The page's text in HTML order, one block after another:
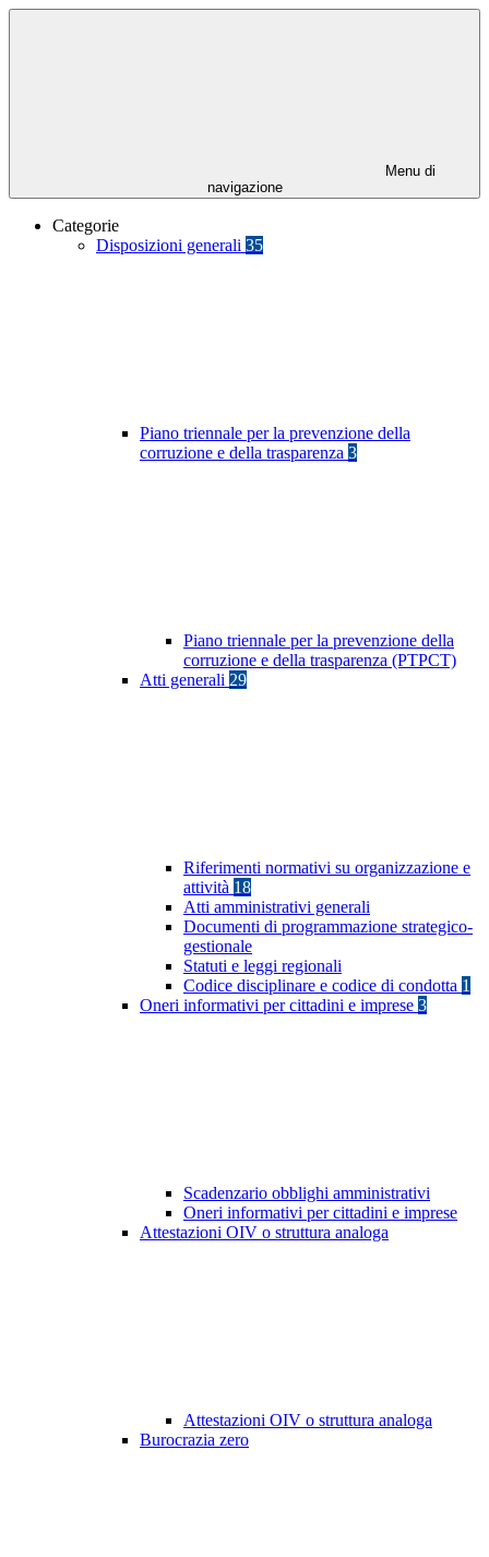
Menu di
navigazione
Categorie
Disposizioni generali 35
Piano triennale per la prevenzione della
corruzione e della trasparenza 3
Piano triennale per la prevenzione della
corruzione e della trasparenza (PTPCT)
Atti generali 29
Riferimenti normativi su organizzazione e
attività 18
Atti amministrativi generali
Documenti di programmazione strategico-
gestionale
Statuti e leggi regionali
Codice disciplinare e codice di condotta 1
Oneri informativi per cittadini e imprese 3
Scadenzario obblighi amministrativi
Oneri informativi per cittadini e imprese
Attestazioni OIV o struttura analoga
Attestazioni OIV o struttura analoga
Burocrazia zero